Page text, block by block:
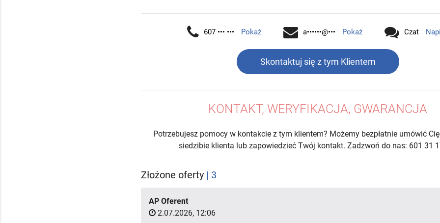
607 ••• ••• Pokaż a••••••@••• Pokaż Czat
Skontaktuj się z tym Klientem
KONTAKT, WERYFIKACJA, GWARANCJA
Potrzebujesz pomocy w kontakcie z tym klientem? Możemy bezpłatnie umówić
siedzibie klienta lub zapowiedzieć Twój kontakt. Zadzwoń do nas: 601 31
Złożone oferty | 3
AP Oferent
2.07.2026, 12:06